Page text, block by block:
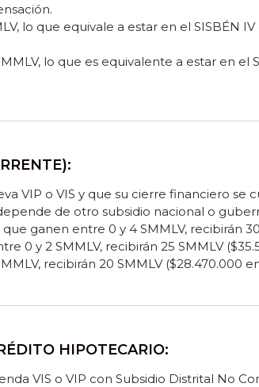
lo que equivale a estar en el SISBÉN
lo que es equivalente a estar en el
VIP o VIS y que su cierre financiero
de otro subsidio nacional o
ganen entre 0 y 4 SMMLV, recibirán
0 y 2 SMMLV, recibirán 25 SMMLV
recibirán 20 SMMLV ($28.470.000
HIPOTECARIO:
VIS o VIP con Subsidio Distrital No